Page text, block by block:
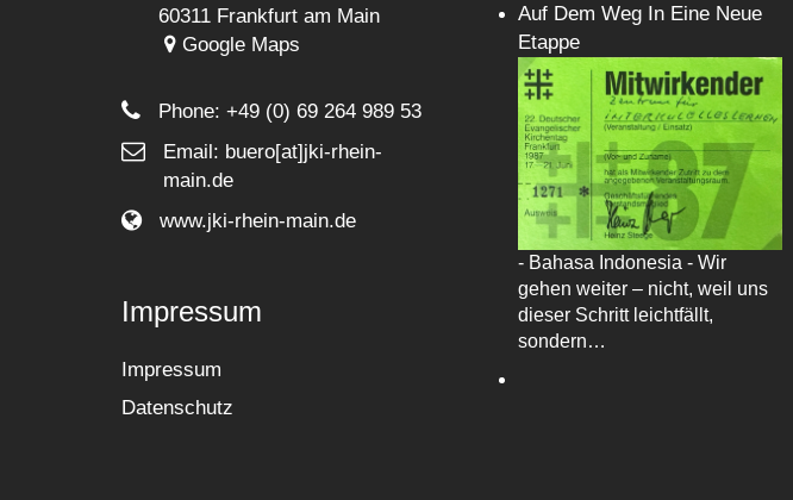
60311 Frankfurt am Main
Google Maps
Phone: +49 (0) 69 264 989 53
Email: buero[at]jki-rhein-
main.de
www.jki-rhein-main.de
Impressum
Impressum
Datenschutz
Auf Dem Weg In Eine Neue
Etappe
- Bahasa Indonesia - Wir
gehen weiter – nicht, weil uns
dieser Schritt leichtfällt,
sondern…